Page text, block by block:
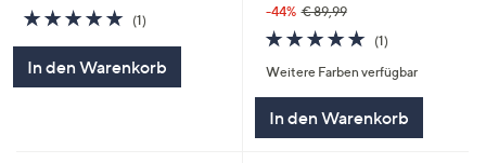
5.0
von
(1)
In den Warenkorb
-44% € 89,99
5.0
von
5
(1)
Weitere Farben verfügbar
In den Warenkorb